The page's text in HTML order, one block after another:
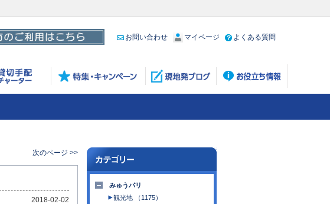
お問い合わせ マイページ よくある質問
次のページ >>
2018-02-02
みゅうパリ
観光地 （1175）